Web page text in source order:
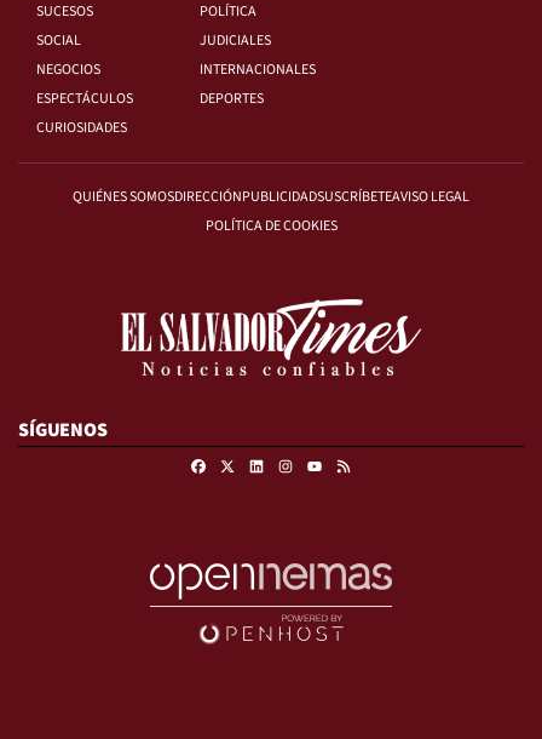
SUCESOS
POLÍTICA
SOCIAL
JUDICIALES
NEGOCIOS
INTERNACIONALES
ESPECTÁCULOS
DEPORTES
CURIOSIDADES
QUIÉNES SOMOSDIRECCIÓNPUBLICIDADSUSCRÍBETEAVISO LEGAL
POLÍTICA DE COOKIES
SÍGUENOS
FacebookLinkedinInstagramRSS